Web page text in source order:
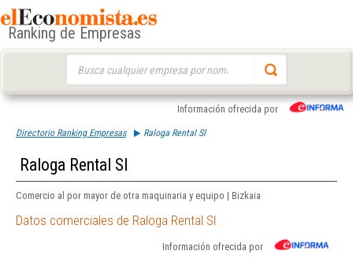
Ranking de Empresas
Información ofrecida por
Directorio Ranking Empresas Raloga Rental Sl
Raloga Rental Sl
Comercio al por mayor de otra maquinaria y equipo | Bizkaia
Datos comerciales de Raloga Rental Sl
Información ofrecida por